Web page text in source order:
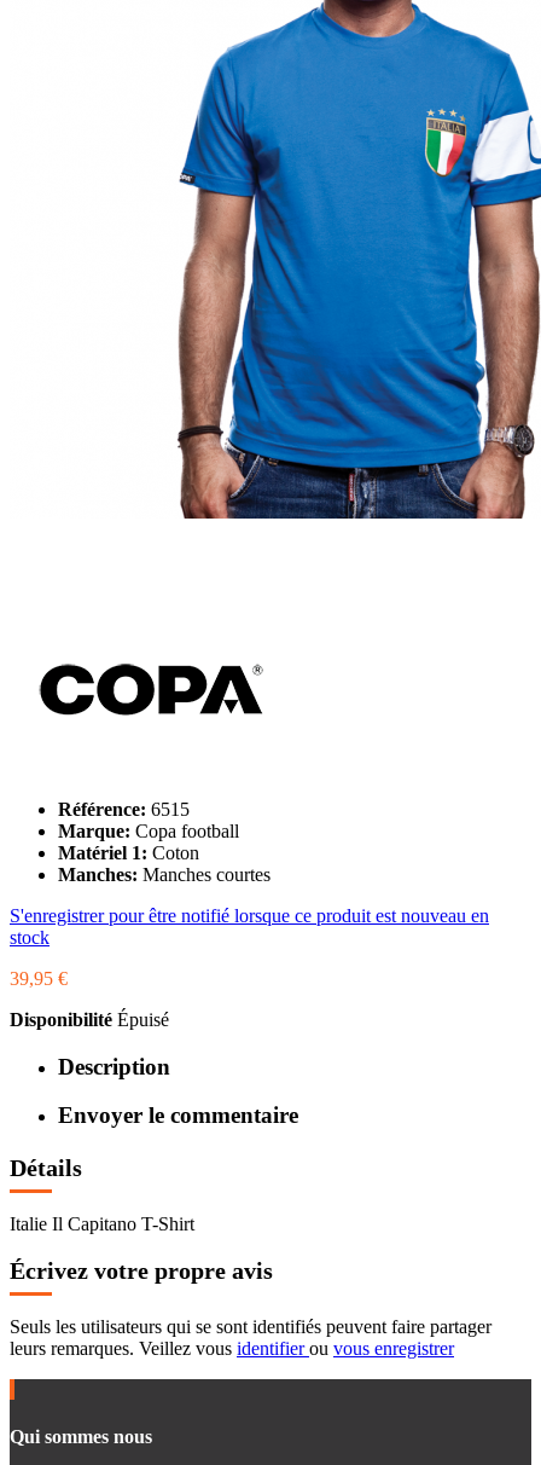
Référence: 6515
Marque: Copa football
Matériel 1: Coton
Manches: Manches courtes
S'enregistrer pour être notifié lorsque ce produit est nouveau en
stock
39,95 €
Disponibilité Épuisé
Description
Envoyer le commentaire
Détails
Italie Il Capitano T-Shirt
Écrivez votre propre avis
Seuls les utilisateurs qui se sont identifiés peuvent faire partager
leurs remarques. Veillez vous identifierou vous enregistrer
Qui sommes nous